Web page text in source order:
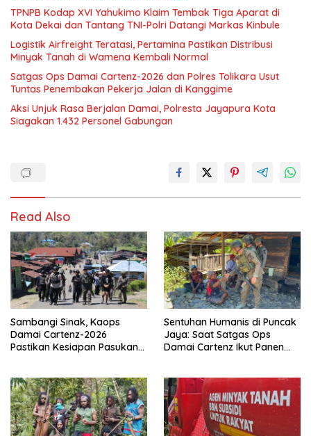
TPNPB Kodap XVI Yahukimo Klaim Tembak Tiga Aparat di
Kota Dekai dan Tantang TNI-Polri Datangi Markas Kinbule
Logistik Airfreight Teratasi, Pertamina Pastikan Distribusi
Minyak Tanah di Wamena Kembali Normal
Satgas Ops Damai Cartenz-2026 dan Polres Tolikara Usut
Tuntas Penembakan Pekerja Jalan di Kanggime
Aksi Unjuk Rasa Berjalan Damai, Polresta Jayapura Kota
Siagakan 1.432 Personel Gabungan
Read Also
Sambangi Sinak, Kaops
Damai Cartenz-2026
Pastikan Kesiapan Pasukan
Sentuhan Humanis di Puncak
Jaya: Saat Satgas Ops
Damai Cartenz Ikut Panen